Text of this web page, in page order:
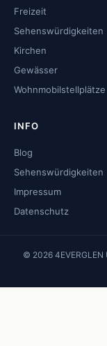
Freizeit
Sehenswürdigkeiten
Kirchen
Gewässer
Wohnmobilstellplätze
INFO
Blog
Sehenswürdigkeiten
Impressum
Datenschutz
© 2026 4EVERGLEN